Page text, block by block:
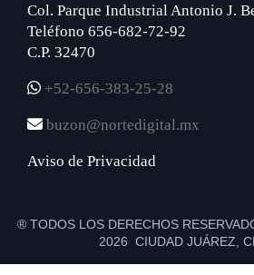
Col. Parque Industrial Antonio J.
Teléfono 656-682-72-92
C.P. 32470
+52-656-383-25-28
buzon@nortedigital.mx
Aviso de Privacidad
® TODOS LOS DERECHOS
2026 CIUDAD JUÁREZ,